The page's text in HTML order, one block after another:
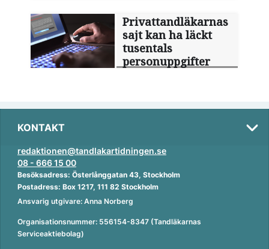
Privattandläkarnas
sajt kan ha läckt
tusentals
personuppgifter
KONTAKT
redaktionen@tandlakartidningen.se
08 - 666 15 00
Besöksadress: Österlånggatan 43, Stockholm
Postadress: Box 1217, 111 82 Stockholm
Ansvarig utgivare: Anna Norberg
Organisationsnummer: 556154-8347 (Tandläkarnas
Serviceaktiebolag)